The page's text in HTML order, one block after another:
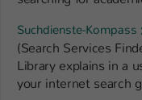
Suchdienste-Kompass
(Search Services
Library explains in a
your internet search